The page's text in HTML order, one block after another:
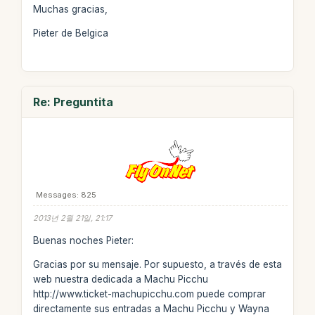
Muchas gracias,
Pieter de Belgica
Re: Preguntita
Messages: 825
2013년 2월 21일, 21:17
Buenas noches Pieter:
Gracias por su mensaje. Por supuesto, a través de esta
web nuestra dedicada a Machu Picchu
http://www.ticket-machupicchu.com puede comprar
directamente sus entradas a Machu Picchu y Wayna